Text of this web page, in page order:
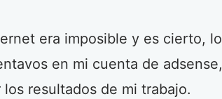
era imposible y es cierto, lo
en mi cuenta de adsense,
resultados de mi trabajo.